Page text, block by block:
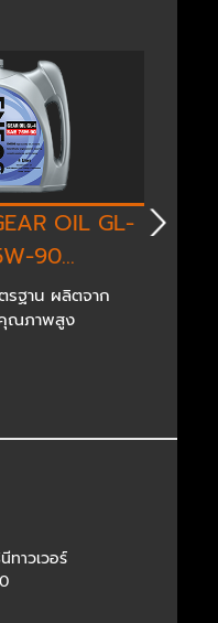
OIL GL-
90...
รฐาน ผลิตจาก
ณภาพสูง
าวเวอร์